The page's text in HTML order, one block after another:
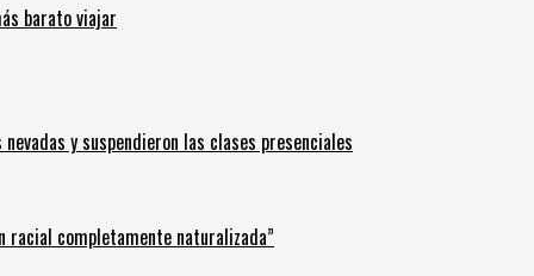
barato viajar
y suspendieron las clases presenciales
racial completamente naturalizada”